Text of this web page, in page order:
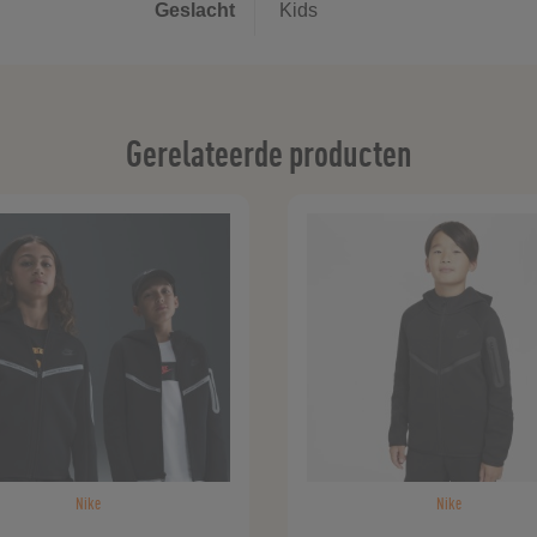
Geslacht Kids
Gerelateerde producten
Nike Nike